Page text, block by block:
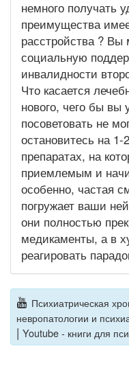
немного получать
преимущества
расстройства ? Вы
социальную
инвалидности
Что касается
нового, чего бы вы
посоветовать не
остановитесь на
препаратах, на
приемлемым и
особенно, частая
погружает ваши
они полностью
медикаменты, а в
реагировать
Психиатрическая
невропатологии и
| Youtube - книги для